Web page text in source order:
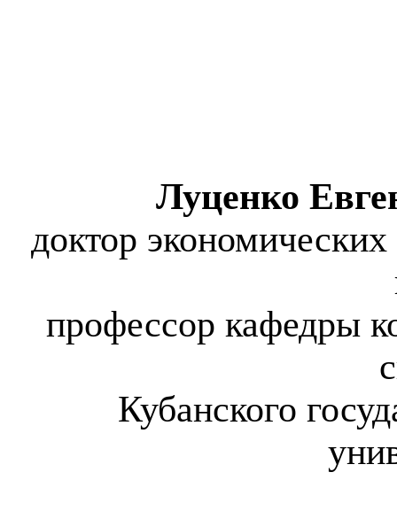
Луценко
доктор
профессор кафедры
Кубанского